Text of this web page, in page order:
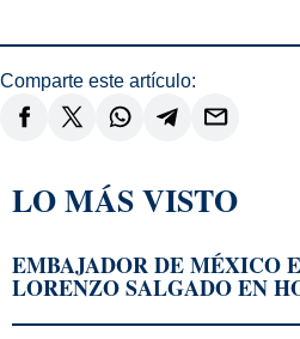
Comparte este artículo:
LO MÁS VISTO
EMBAJADOR DE MÉXICO
LORENZO SALGADO EN